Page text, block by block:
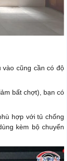
vào cũng cần có độ
bất chợt), bạn có
hợp với tủ chống
kèm bộ chuyển